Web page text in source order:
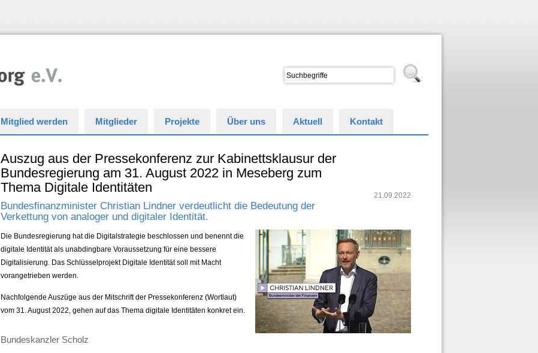
Mitglied werden Mitglieder Projekte Über uns Aktuell Kontakt
Auszug aus der Pressekonferenz zur Kabinettsklausur der
Bundesregierung am 31. August 2022 in Meseberg zum
Thema Digitale Identitäten
Bundesfinanzminister Christian Lindner verdeutlicht die Bedeutung der
Verkettung von analoger und digitaler Identität.
21.09.2022
Die Bundesregierung hat die Digitalstrategie beschlossen und benennt die
digitale Identität als unabdingbare Voraussetzung für eine bessere
Digitalisierung. Das Schlüsselprojekt Digitale Identität soll mit Macht
vorangetrieben werden.
Nachfolgende Auszüge aus der Mitschrift der Pressekonferenz (Wortlaut)
vom 31. August 2022, gehen auf das Thema digitale Identitäten konkret ein.
Bundeskanzler Scholz